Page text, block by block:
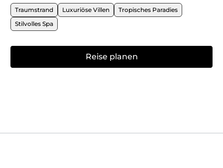
Traumstrand Luxuriöse Villen
Tropisches Paradies
Stilvolles Spa
Reise planen